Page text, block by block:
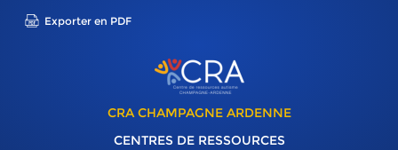
Exporter en PDF
CRA CHAMPAGNE ARDENNE
CENTRES DE RESSOURCES